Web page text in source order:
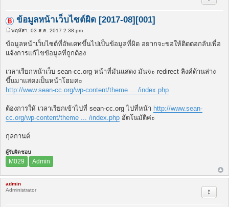
ข้อมูลหน้าเว็บไซต์ผิด [2017-08][001]
พ
ส
ต์
พฤหัสฯ. 03 ส.ค. 2017 2:38 pm
ข้อมูลหน้าเว็บไซต์ที่อัพเดทขึ้นไปเป็นข้อมูลที่ผิด อยากจะขอให้ติดต่อกลับเพื่อ
แจ้งการแก้ไขข้อมูลที่ถูกต้อง
เวลาเรียกหน้าเว็บ sean-cc.org หน้าที่มันแสดง มันจะ redirect ลิงค์ด้านล่าง
ขึ้นมาแสดงเป็นหน้าโฮมค่ะ
http://www.sean-cc.org/wp-content/theme ... /index.php
ต้องการให้ เวลาเรียกเข้าไปที่ sean-cc.org ไปที่หน้า http://www.sean-
cc.org/wp-content/theme ... /index.php อัตโนมัติค่ะ
กุลกานต์
ผู้รับผิดชอบ
M029 Admin
admin
Administrator
รายงา